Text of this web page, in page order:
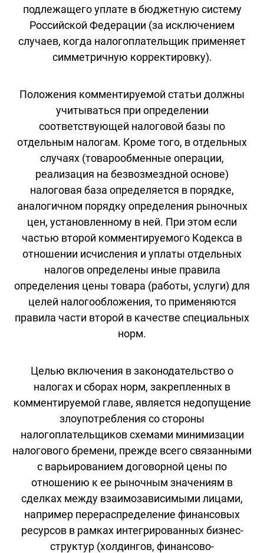
подлежащего уплате в бюджетную систему
Российской Федерации (за исключением
случаев, когда налогоплательщик применяет
симметричную корректировку).
Положения комментируемой статьи должны
учитываться при определении
соответствующей налоговой базы по
отдельным налогам. Кроме того, в отдельных
случаях (товарообменные операции,
реализация на безвозмездной основе)
налоговая база определяется в порядке,
аналогичном порядку определения рыночных
цен, установленному в ней. При этом если
частью второй комментируемого Кодекса в
отношении исчисления и уплаты отдельных
налогов определены иные правила
определения цены товара (работы, услуги) для
целей налогообложения, то применяются
правила части второй в качестве специальных
норм.
Целью включения в законодательство о
налогах и сборах норм, закрепленных в
комментируемой главе, является недопущение
злоупотребления со стороны
налогоплательщиков схемами минимизации
налогового бремени, прежде всего связанными
с варьированием договорной цены по
отношению к ее рыночным значениям в
сделках между взаимозависимыми лицами,
например перераспределение финансовых
ресурсов в рамках интегрированных бизнес-
структур (холдингов, финансово-